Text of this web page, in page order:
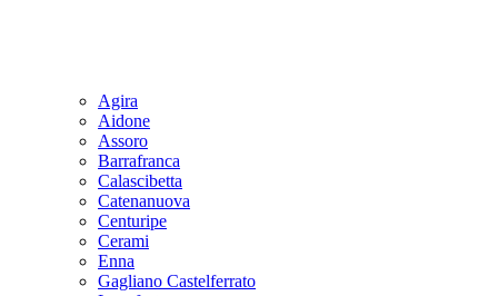
Agira
Aidone
Assoro
Barrafranca
Calascibetta
Catenanuova
Centuripe
Cerami
Enna
Gagliano Castelferrato